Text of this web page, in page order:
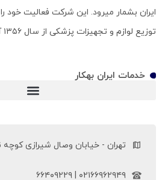
ایران بشمار میرود. این شرکت فعالیت خود
توزیع لوازم و تجهیزات پزشکی از سال ۱۳۵۶ آغاز نموده است.
خدمات ایران بهکار
تهران - خیابان وصال شیرازی کوچه
۰۲۱۶۶۹۶۲۹۴۹ | ۶۶۴۰۹۲۲۹